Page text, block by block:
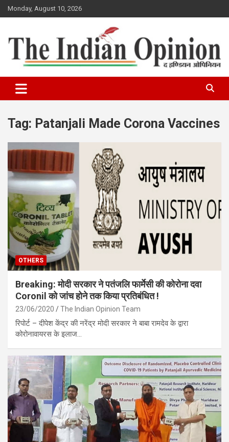
Skip
to
Monday, August 10, 2026
Indian Opinion News
Tag: Patanjali Made Corona Vaccines
OTHERS
Breaking: मोदी सरकार ने पतंजलि फार्मेसी की कोरोना दवा
Coronil को जांच होने तक किया प्रतिबंधित !
23/06/2020 The Indian Opinion Team
रिपोर्ट – दीपेश केंद्र की नरेंद्र मोदी सरकार ने बाबा रामदेव के द्वारा
कोरोनावायरस के इलाज…